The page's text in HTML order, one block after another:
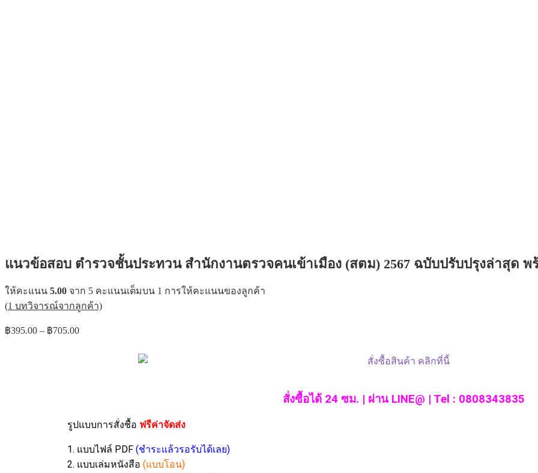
แนวข้อสอบ ตำรวจชั้นประทวน สำนักงานตรวจคนเข้าเมือง (สตม) 2567 ฉบับปรับปรุงล่าสุด พ
ให้คะแนน 5.00 จาก 5 คะแนนเต็มบน 1 การให้คะแนนของลูกค้า
(1 บทวิจารณ์จากลูกค้า)
฿395.00 – ฿705.00
สั่งซื้อได้ 24 ซม. | ผ่าน LINE@ | Tel : 0808343835
รูปแบบการสั่งชื้อ ฟรีค่าจัดส่ง
1. แบบไฟล์ PDF (ชำระแล้วรอรับได้เลย)
2. แบบเล่มหนังสือ (แบบโอน)